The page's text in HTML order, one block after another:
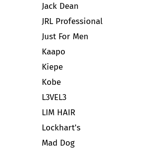
Jack Dean
JRL Professional
Just For Men
Kaapo
Kiepe
Kobe
L3VEL3
LIM HAIR
Lockhart's
Mad Dog